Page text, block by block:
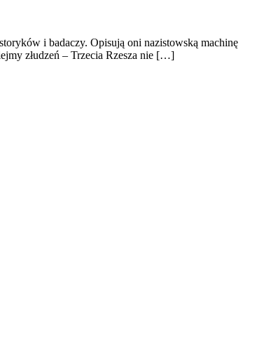
i badaczy. Opisują oni nazistowską machinę
złudzeń – Trzecia Rzesza nie […]